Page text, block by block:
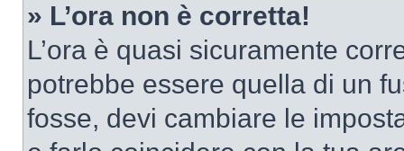
» L’ora non è corretta!
L’ora è quasi sicuramente
potrebbe essere quella di un
fosse, devi cambiare le